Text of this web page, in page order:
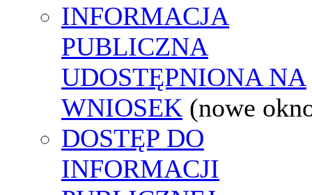
INFORMACJA
PUBLICZNA
UDOSTĘPNIONA NA
WNIOSEK (nowe
DOSTĘP DO
INFORMACJI